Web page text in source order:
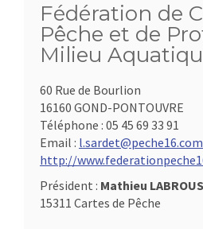
Fédération de
Pêche et de
Milieu
60 Rue de Bourlion
16160 GOND-PONTOUVRE
Téléphone : 05 45 69 33 91
Email : l.sardet@peche16.com
http://
Président : Mathieu
15311 Cartes de Pêche